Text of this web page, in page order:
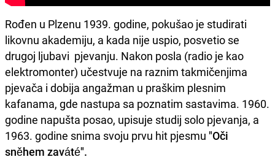
Rođen u Plzenu 1939. godine, pokušao je studirati
likovnu akademiju, a kada nije uspio, posvetio se
drugoj ljubavi ­ pjevanju. Nakon posla (radio je kao
elektromonter) učestvuje na raznim takmičenjima
pjevača i dobija angažman u praškim plesnim
kafanama, gde nastupa sa poznatim sastavima. 1960.
godine napušta posao, upisuje studij solo pjevanja, a
1963. godine snima svoju prvu hit pjesmu "Oči
sněhem zaváté".